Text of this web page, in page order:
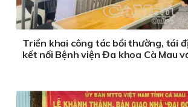
Triển khai công tác bồi thường, tái
kết nối Bệnh viện Đa khoa Cà Mau